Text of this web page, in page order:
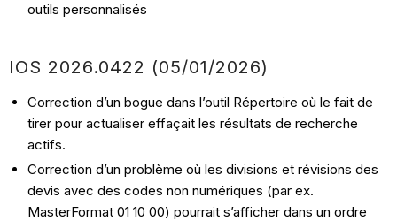
outils personnalisés
IOS 2026.0422 (05/01/2026)
Correction d’un bogue dans l’outil Répertoire où le fait de
tirer pour actualiser effaçait les résultats de recherche
actifs.
Correction d’un problème où les divisions et révisions des
devis avec des codes non numériques (par ex.
MasterFormat 01 10 00) pourrait s’afficher dans un ordre